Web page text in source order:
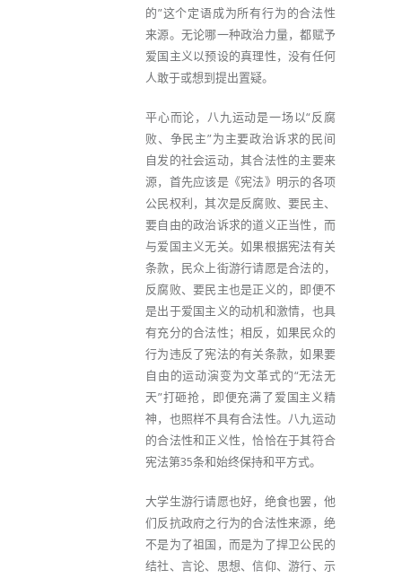
的”这个定语成为所有行为的合法性
来源。无论哪一种政治力量，都赋予
爱国主义以预设的真理性，没有任何
人敢于或想到提出置疑。
平心而论，八九运动是一场以“反腐
败、争民主”为主要政治诉求的民间
自发的社会运动，其合法性的主要来
源，首先应该是《宪法》明示的各项
公民权利，其次是反腐败、要民主、
要自由的政治诉求的道义正当性，而
与爱国主义无关。如果根据宪法有关
条款，民众上街游行请愿是合法的，
反腐败、要民主也是正义的，即便不
是出于爱国主义的动机和激情，也具
有充分的合法性；相反，如果民众的
行为违反了宪法的有关条款，如果要
自由的运动演变为文革式的“无法无
天”打砸抢，即便充满了爱国主义精
神，也照样不具有合法性。八九运动
的合法性和正义性，恰恰在于其符合
宪法第35条和始终保持和平方式。
大学生游行请愿也好，绝食也罢，他
们反抗政府之行为的合法性来源，绝
不是为了祖国，而是为了捍卫公民的
结社、言论、思想、信仰、游行、示